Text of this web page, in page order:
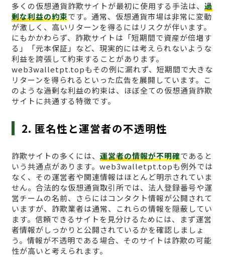
多くの仮想通貨詐欺サイトが最初に使用する手法は、 過
剰な利益の約束です。通常、仮想通貨市場は非常に変動
が激しく、高いリターンを得るにはリスクが伴います。
にもかかわらず、詐欺サイトは「短期間で資産が倍増す
る」「元本保証」など、現実的には考えられないような
利益を誇張して約束することがあります。
web3walletpt.topもその例に漏れず、短期間で大きな
リターンを得られるといった広告を展開しています。こ
のような過剰な利益の約束は、ほぼ全ての仮想通貨詐欺
サイトに共通する特徴です。
2. 匿名性と運営者の不透明性
詐欺サイトの多くには、 運営者の情報が不明確であると
いう共通点があります。web3walletpt.topも例外では
なく、その運営者や関連情報はほとんど明示されていま
せん。合法的な仮想通貨取引所では、法人登録番号や運
営チームの名前、さらにはコンタクト情報が公開されて
いますが、詐欺業者は通常、これらの情報を隠蔽してい
ます。信頼できるサイトを見分けるためには、まず運営
者情報がしっかりと公開されているかを確認しましょ
う。情報が不透明である場合、そのサイトは詐欺の可能
性が高いと考えられます。